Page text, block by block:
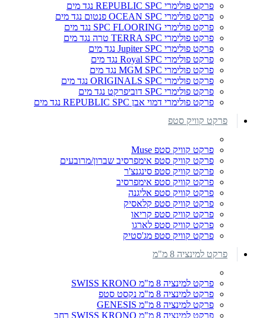
פרקט פולימרי REPUBLIC SPC נגד מים
פרקט פולימרי OCEAN SPC פנטום נגד מים
פרקט פולימרי SPC FLOORING נגד מים
פרקט פולימרי TERRA SPC טרה נגד מים
פרקט פולימרי Jupiter SPC נגד מים
פרקט פולימרי Royal SPC נגד מים
פרקט פולימרי MGM SPC נגד מים
פרקט פולימרי ORIGINALS SPC נגד מים
פרקט פולימרי SPC דוביפרקט נגד מים
פרקט פולימרי דמוי אבן REPUBLIC SPC נגד מים
פרקט קוויק סטפ
פרקט קוויק סטפ Muse
פרקט קוויק סטפ אימפרסיב שברון/מרובעים
פרקט קוויק סטפ סינגנצ'ר
פרקט קוויק סטפ אימפרסיב
פרקט קוויק סטפ אליגנה
פרקט קוויק סטפ קלאסיק
פרקט קוויק סטפ קריאו
פרקט קוויק סטפ לארגו
פרקט קוויק סטפ מג'סטיק
פרקט למינציה 8 מ"מ
פרקט למינציה 8 מ"מ SWISS KRONO
פרקט למינציה 8 מ"מ נקסט סטפ
פרקט למינציה 8 מ"מ GENESIS
פרקט למינציה 8 מ"מ SWISS KRONO רחב